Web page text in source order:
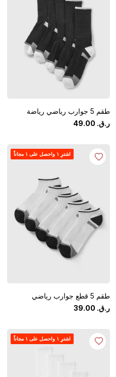
طقم 5 جوارب رياضي رياضة
ر.ق.
49.00
اشترِ ١ واحصل على ١ مجاناً
طقم 5 قطع جوارب رياضي
ر.ق.
39.00
اشترِ ١ واحصل على ١ مجاناً